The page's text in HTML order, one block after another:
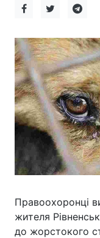
Правоохоронці
жителя
до жорстокого